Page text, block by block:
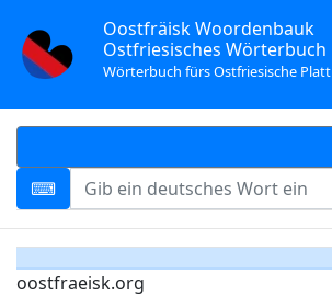
Oostfräisk Woordenbauk
Ostfriesisches Wörterbuch
Wörterbuch fürs Ostfriesische Platt
oostfraeisk.org